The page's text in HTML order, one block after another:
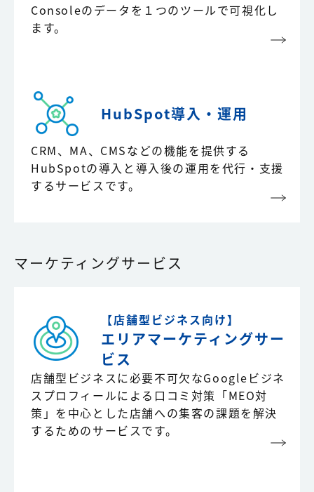
Consoleのデータを１つのツールで可視化し
ます。
HubSpot導入・運用
CRM、MA、CMSなどの機能を提供する
HubSpotの導入と導入後の運用を代行・支援
するサービスです。
マーケティングサービス
【店舗型ビジネス向け】
エリアマーケティングサー
ビス
店舗型ビジネスに必要不可欠なGoogleビジネ
スプロフィールによる口コミ対策「MEO対
策」を中心とした店舗への集客の課題を解決
するためのサービスです。